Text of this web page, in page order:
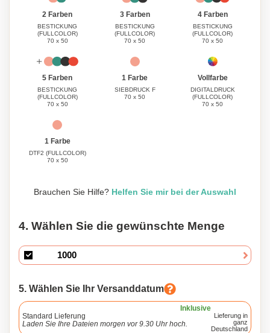
2 Farben
BESTICKUNG
(FULLCOLOR)
70 x 50
3 Farben
BESTICKUNG
(FULLCOLOR)
70 x 50
4 Farben
BESTICKUNG
(FULLCOLOR)
70 x 50
5 Farben
BESTICKUNG
(FULLCOLOR)
70 x 50
1 Farbe
SIEBDRUCK F
70 x 50
Vollfarbe
DIGITALDRUCK
(FULLCOLOR)
70 x 50
1 Farbe
DTF2 (FULLCOLOR)
70 x 50
Brauchen Sie Hilfe? Helfen Sie mir bei der Auswahl
4. Wählen Sie die gewünschte Menge
5. Wählen Sie Ihr Versanddatum
Inklusive
Standard Lieferung
Laden Sie Ihre Dateien morgen vor 9.30 Uhr hoch.
Lieferung in
ganz
Deutschland